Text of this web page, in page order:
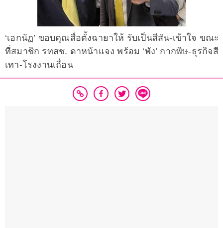
‘เอกนัฏ’ ขอบคุณสื่อตั้งฉายาให้ รับเป็นสีสัน-เข้าใจ ขณะ
ที่สมาชิก รทสช. ดาหน้าแจง พร้อม ‘พัง’ กากพิษ-ธุรกิจสี
เทา-โรงงานเถื่อน